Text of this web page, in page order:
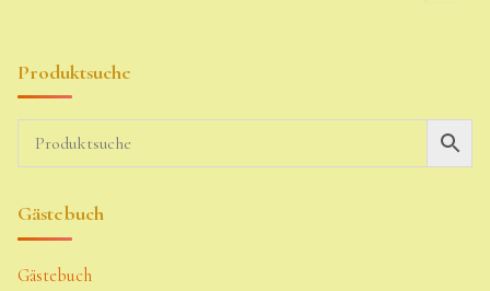
Produktsuche
Gästebuch
Gästebuch